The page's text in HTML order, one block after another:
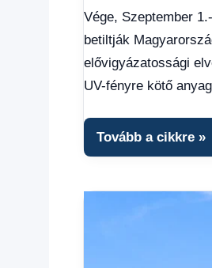
Vége, Szeptember
betiltják
elővigyázatossági
UV-fényre kötő
Tovább a cikkre